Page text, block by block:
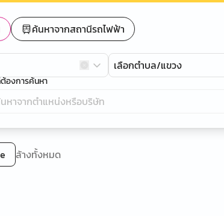
ค้นหาจากสถานีรถไฟฟ้า
เลือกตำบล/แขวง
องการค้นหา
ล้างทั้งหมด